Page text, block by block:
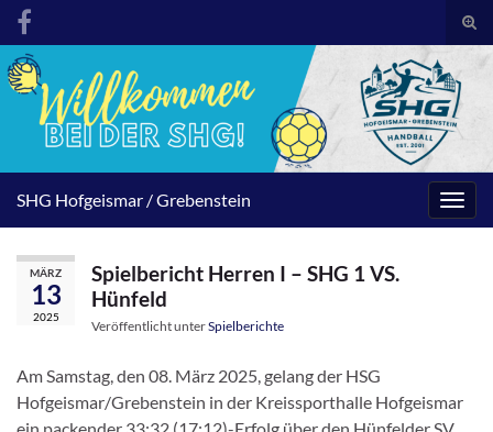
SHG Hofgeismar / Grebenstein
MÄRZ
13
2025
Spielbericht Herren I – SHG 1 VS.
Hünfeld
Veröffentlicht unterSpielberichte
Am Samstag, den 08. März 2025, gelang der HSG
Hofgeismar/Grebenstein in der Kreissporthalle Hofgeismar